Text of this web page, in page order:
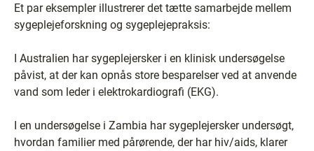
Et par eksempler illustrerer det tætte samarbejde mellem
sygeplejeforskning og sygeplejepraksis:
I Australien har sygeplejersker i en klinisk undersøgelse
påvist, at der kan opnås store besparelser ved at anvende
vand som leder i elektrokardiografi (EKG).
I en undersøgelse i Zambia har sygeplejersker undersøgt,
hvordan familier med pårørende, der har hiv/aids, klarer